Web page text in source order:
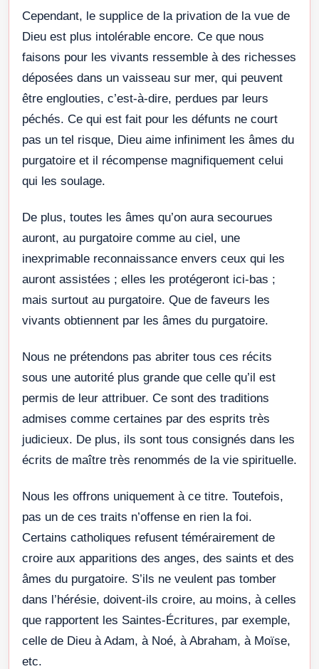
Cependant, le supplice de la privation de la vue de
Dieu est plus intolérable encore. Ce que nous
faisons pour les vivants ressemble à des richesses
déposées dans un vaisseau sur mer, qui peuvent
être englouties, c’est-à-dire, perdues par leurs
péchés. Ce qui est fait pour les défunts ne court
pas un tel risque, Dieu aime infini­ment les âmes du
purgatoire et il récompense magnifiquement celui
qui les soulage.
De plus, toutes les âmes qu’on aura secourues
auront, au purgatoire comme au ciel, une
inexprimable reconnaissance envers ceux qui les
auront assistées ; elles les protégeront ici-bas ;
mais surtout au purgatoire. Que de faveurs les
vivants obtiennent par les âmes du purgatoire.
Nous ne prétendons pas abriter tous ces récits
sous une autorité plus grande que celle qu’il est
permis de leur attribuer. Ce sont des traditions
admises comme certaines par des esprits très
judicieux. De plus, ils sont tous consignés dans les
écrits de maître très renommés de la vie spirituelle.
Nous les offrons uniquement à ce titre. Toutefois,
pas un de ces traits n’offense en rien la foi.
Certains catholiques refusent témérairement de
croire aux apparitions des anges, des saints et des
âmes du purgatoire. S’ils ne veulent pas tomber
dans l’hérésie, doivent-ils croire, au moins, à celles
que rapportent les Saintes-Écritures, par exemple,
celle de Dieu à Adam, à Noé, à Abraham, à Moïse,
etc.